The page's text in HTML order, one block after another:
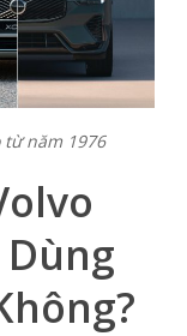
từ năm 1976